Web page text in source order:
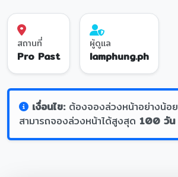
สถานที่
Pro Past
ผู้ดูแล
lamphung.ph
เงื่อนไข:ต้องจองล่วงหน้าอย่างน้อย
สามารถจองล่วงหน้าได้สูงสุด 100 วัน